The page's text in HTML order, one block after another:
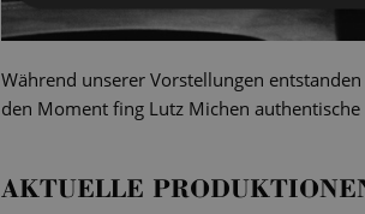
Während unserer Vorstellungen
den Moment fing Lutz Michen
AKTUELLE